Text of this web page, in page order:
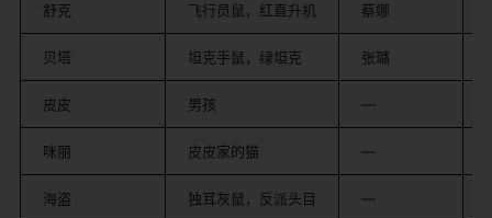
舒克 飞行员鼠，红直升机 蔡娜
贝塔 坦克手鼠，绿坦克 张璐
皮皮 男孩 —
咪丽 皮皮家的猫 —
海盗 独耳灰鼠，反派头目 —